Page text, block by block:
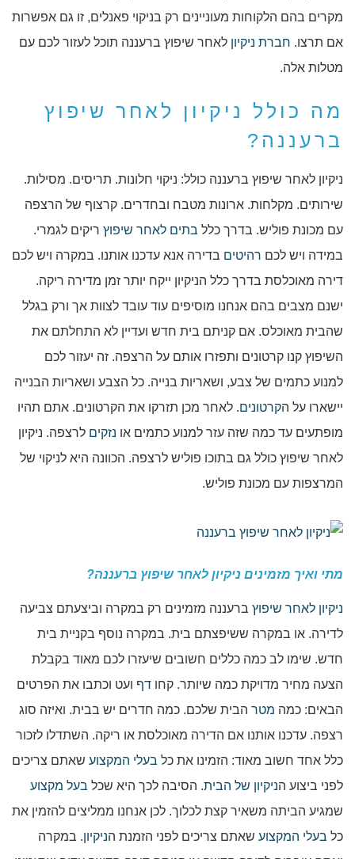
מקרים בהם הלקוחות מעוניינים רק בניקוי פאנלים, זו גם אפשרות
אם תרצו. חברת ניקיון לאחר שיפוץ ברעננה תוכל לעזור לכם עם
מטלות אלה.
מה כולל ניקיון לאחר שיפוץ
ברעננה?
ניקיון לאחר שיפוץ ברעננה כולל: ניקוי חלונות. תריסים. מסילות.
שירותים. מקלחות. ארונות מטבח ובחדרים. קרצוף של הרצפה
עם מכונת פוליש. בדרך כלל בתים לאחר שיפוץ ריקים לגמרי.
במידה ויש לכם רהיטים בדירה אנא עדכנו אותנו. במקרה ויש לכם
דירה מאוכלסת בדרך כלל הניקיון ייקח יותר זמן מדירה ריקה.
ישנם מצבים בהם אנחנו מוסיפים עוד עובד לצוות אך ורק בגלל
שהבית מאוכלס. אם קניתם בית חדש ועדיין לא התחלתם את
השיפוץ קנו קרטונים ותפזרו אותם על הרצפה. זה יעזור לכם
למנוע כתמים של צבע, ושאריות בנייה. כל הצבע ושאריות הבנייה
יישארו על הקרטונים. לאחר מכן תזרקו את הקרטונים. אתם תהיו
מופתעים עד כמה שזה עזר למנוע כתמים או נזקים לרצפה. ניקיון
לאחר שיפוץ כולל גם בתוכו פוליש לרצפה. הכוונה היא לניקוי של
המרצפות עם מכונת פוליש.
מתי ואיך מזמינים ניקיון לאחר שיפוץ ברעננה?
ניקיון לאחר שיפוץ ברעננה מזמינים רק במקרה וביצעתם צביעה
לדירה. או במקרה ששיפצתם בית. במקרה נוסף בקניית בית
חדש. שימו לב כמה כללים חשובים שיעזרו לכם מאוד בקבלת
הצעה מחיר מדויקת כמה שיותר. קחו דף ועט וכתבו את הפרטים
הבאים: כמה מטר הבית שלכם. כמה חדרים יש בבית. ואיזה סוג
רצפה. עדכנו אותנו אם הדירה מאוכלסת או ריקה. השתדלו לזכור
כלל אחד חשוב מאוד: הזמינו את כל בעלי המקצוע שאתם צריכים
לפני ביצוע הניקיון של הבית. הסיבה לכך היא שכל בעל מקצוע
שמגיע הביתה משאיר קצת לכלוך. לכן אנחנו ממליצים להזמין את
כל בעלי המקצוע שאתם צריכים לפני הזמנת הניקיון. במקרה